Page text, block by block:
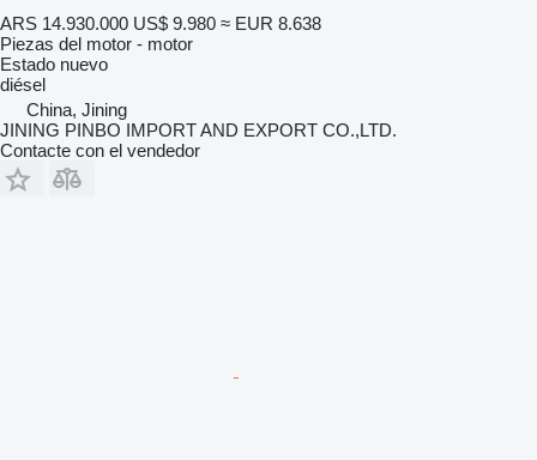
ARS 14.930.000 US$ 9.980 ≈ EUR 8.638
Piezas del motor - motor
Estado nuevo
diésel
China, Jining
JINING PINBO IMPORT AND EXPORT CO.,LTD.
Contacte con el vendedor